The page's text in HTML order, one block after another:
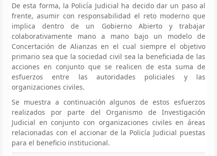
De esta forma, la Policía Judicial ha decido dar un paso al
frente, asumir con responsabilidad el reto moderno que
implica dentro de un Gobierno Abierto y trabajar
colaborativamente mano a mano bajo un modelo de
Concertación de Alianzas en el cual siempre el objetivo
primario sea que la sociedad civil sea la beneficiada de las
acciones en conjunto que se realicen de esta suma de
esfuerzos entre las autoridades policiales y las
organizaciones civiles.
Se muestra a continuación algunos de estos esfuerzos
realizados por parte del Organismo de Investigación
Judicial en conjunto con organizaciones civiles en áreas
relacionadas con el accionar de la Policía Judicial puestas
para el beneficio institucional.